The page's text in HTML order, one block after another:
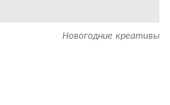
Новогодние креативы